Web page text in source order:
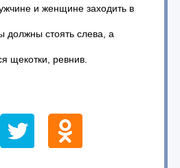
и женщине заходить в
должны стоять слева, а
щекотки, ревнив.